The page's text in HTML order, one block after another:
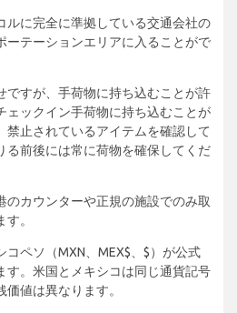
ルに完全に準拠している交通会社の
ーテーションエリアに入ることがで
ですが、手荷物に持ち込むことが許
ェックイン手荷物に持ち込むことが
禁止されているアイテムを確認して
る前後には常に荷物を確保してくだ
のカウンターや正規の施設でのみ取
。
ペソ（MXN、MEX$、$）が公式
す。米国とメキシコは同じ通貨記号
値は異なります。